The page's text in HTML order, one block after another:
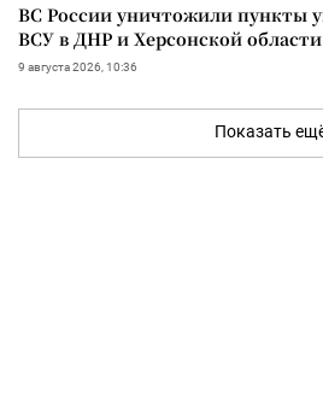
ВС России уничтожили пункты
ВСУ в ДНР и Херсонской области
9 августа 2026, 10:36
Показать